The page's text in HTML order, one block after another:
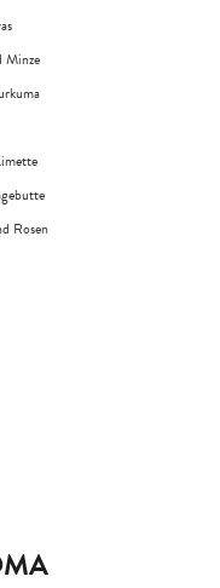
Minze
Rosen